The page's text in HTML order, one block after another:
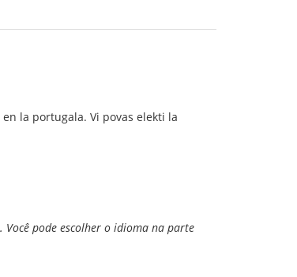
la portugala. Vi povas elekti la
Você pode escolher o idioma na parte